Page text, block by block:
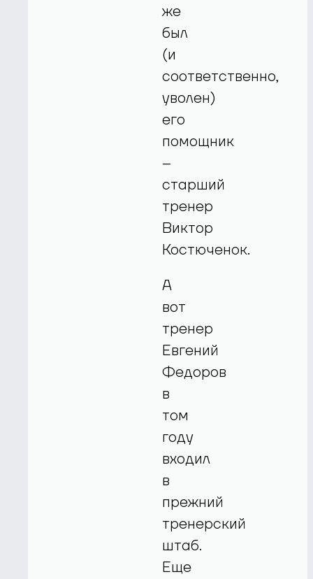
же
был
(и
соответственно,
уволен)
его
помощник
–
старший
тренер
Виктор
Костюченок.
А
вот
тренер
Евгений
Федоров
в
том
году
входил
в
прежний
тренерский
штаб.
Еще